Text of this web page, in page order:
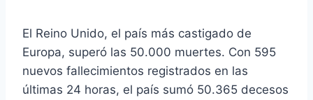
El Reino Unido, el país más castigado de
Europa, superó las 50.000 muertes. Con 595
nuevos fallecimientos registrados en las
últimas 24 horas, el país sumó 50.365 decesos